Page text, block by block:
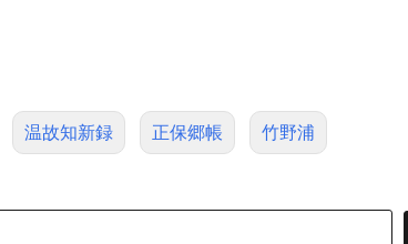
温故知新録 正保郷帳 竹野浦